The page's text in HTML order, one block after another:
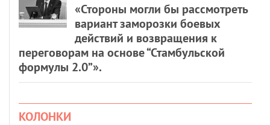
«Стороны могли бы рассмотреть
вариант заморозки боевых
действий и возвращения к
переговорам на основе “Стамбульской
формулы 2.0”».
КОЛОНКИ